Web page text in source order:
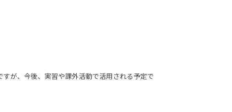
が、今後、実習や課外活動で活用される予定で